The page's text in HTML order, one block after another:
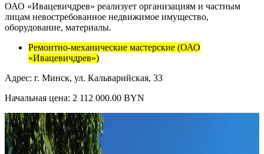
ОАО «Ивацевичдрев» реализует организациям и частным
лицам невостребованное недвижимое имущество,
оборудование, материалы.
Ремонтно-механические мастерские (ОАО
«Ивацевичдрев»)
Адрес: г. Минск, ул. Кальварийская, 33
Начальная цена: 2 112 000.00 BYN